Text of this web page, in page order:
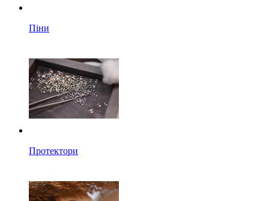
Піни
Протектори